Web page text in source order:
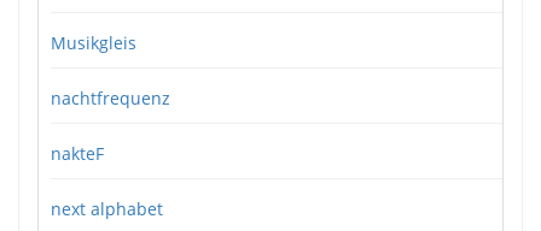
Musikgleis
nachtfrequenz
nakteF
next alphabet